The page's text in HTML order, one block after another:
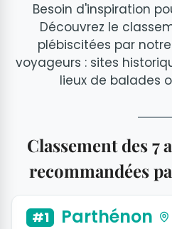
Besoin d'inspiration
Découvrez le
plébiscitées par
voyageurs : sites
lieux de balades
Classement des 7
recommandées
#1 Parthénon